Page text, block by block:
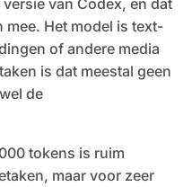
van Codex, en dat
Het model is text-
of andere media
is dat meestal geen
de
tokens is ruim
maar voor zeer